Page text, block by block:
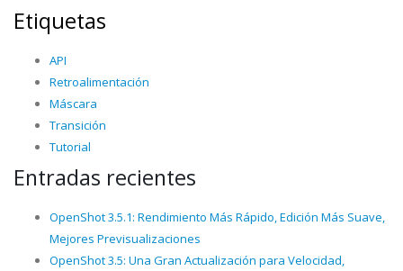
Etiquetas
API
Retroalimentación
Máscara
Transición
Tutorial
Entradas recientes
OpenShot 3.5.1: Rendimiento Más Rápido, Edición Más Suave,
Mejores Previsualizaciones
OpenShot 3.5: Una Gran Actualización para Velocidad,